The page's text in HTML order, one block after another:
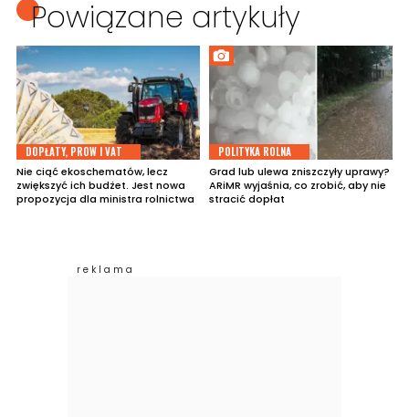
Powiązane artykuły
DOPŁATY, PROW I VAT
Nie ciąć ekoschematów, lecz
zwiększyć ich budżet. Jest nowa
propozycja dla ministra rolnictwa
POLITYKA ROLNA
Grad lub ulewa zniszczyły uprawy?
ARiMR wyjaśnia, co zrobić, aby nie
stracić dopłat